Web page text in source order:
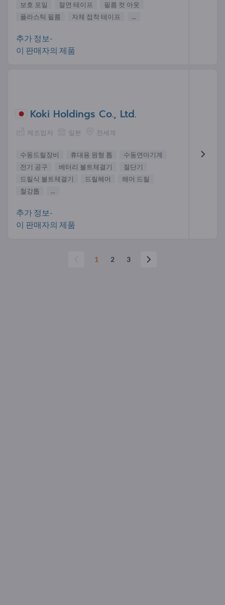
보호 포일
절연 테이프
필름 컷 아웃
플라스틱 필름
자체 접착 테이프 ...
추가 정보-
이 판매자의 제품
Koki Holdings Co., Ltd.
제조업자 일본 전세계
수동드릴장비 휴대용 원형 톱
수동연마기계
전기 공구
베터리 볼트체결기
절단기
드릴식 볼트체결기
드릴헤머
해머 드릴
철강톱
...
추가 정보-
이 판매자의 제품
1 2 3